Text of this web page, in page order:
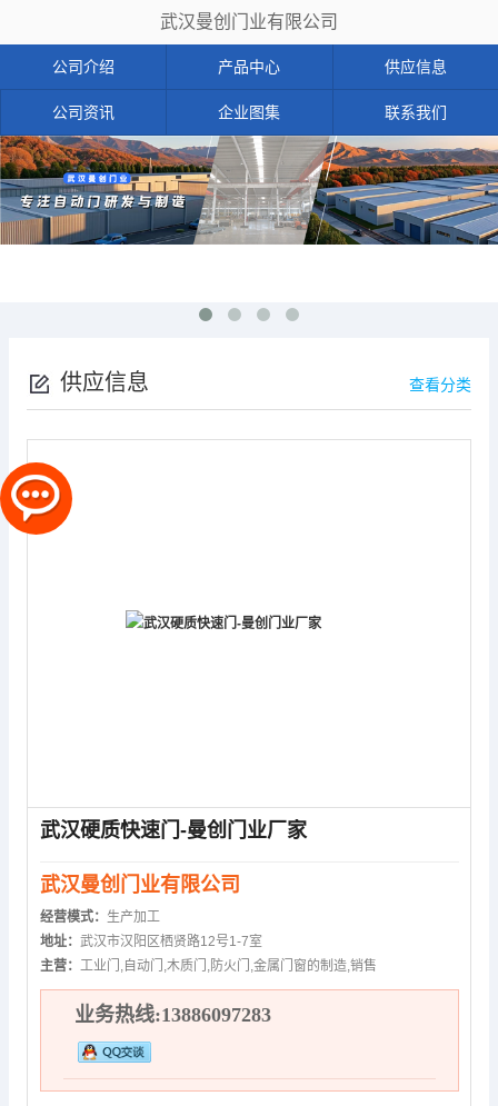
武汉曼创门业有限公司
公司介绍 产品中心 供应信息
公司资讯 企业图集 联系我们
供应信息 查看分类
武汉硬质快速门-曼创门业厂家
武汉曼创门业有限公司
经营模式： 生产加工
地址： 武汉市汉阳区栖贤路12号1-7室
主营： 工业门,自动门,木质门,防火门,金属门窗的制造,销售
业务热线:13886097283